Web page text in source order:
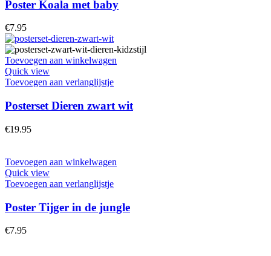
Poster Koala met baby
€7.95
Toevoegen aan winkelwagen
Quick view
Toevoegen aan verlanglijstje
Posterset Dieren zwart wit
€19.95
Toevoegen aan winkelwagen
Quick view
Toevoegen aan verlanglijstje
Poster Tijger in de jungle
€7.95